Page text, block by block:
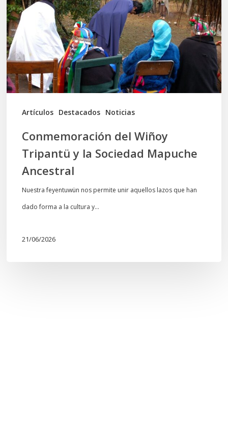
Artículos Destacados Noticias
Tripantü
y
la
Sociedad
Mapuche
Ancestral
Conmemoración del Wiñoy
Tripantü y la Sociedad Mapuche
Ancestral
Nuestra feyentuwün nos permite unir aquellos lazos que han
dado forma a la cultura y…
21/06/2026